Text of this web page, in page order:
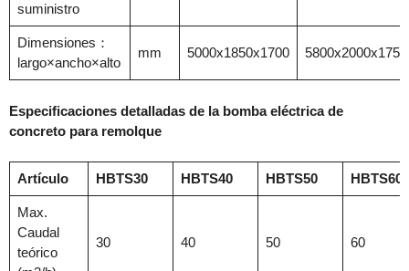
suministro
Dimensiones：
largo×ancho×alto
mm 5000x1850x1700 5800x2000x1750
Especificaciones detalladas de la bomba eléctrica de
concreto para remolque
Artículo HBTS30 HBTS40 HBTS50 HBTS60
Max.
Caudal
teórico
30 40 50 60